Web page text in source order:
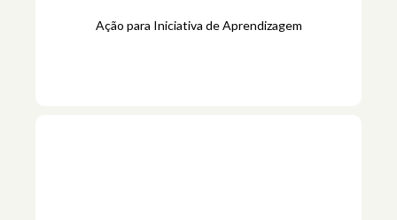
Ação para Iniciativa de Aprendizagem